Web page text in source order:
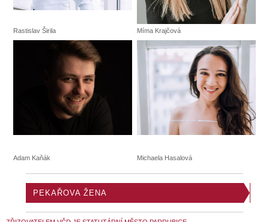
Rastislav Širila Míma Krajčová
Adam Kaňák Michaela Hasalová
PEKAŘOVA ŽENA